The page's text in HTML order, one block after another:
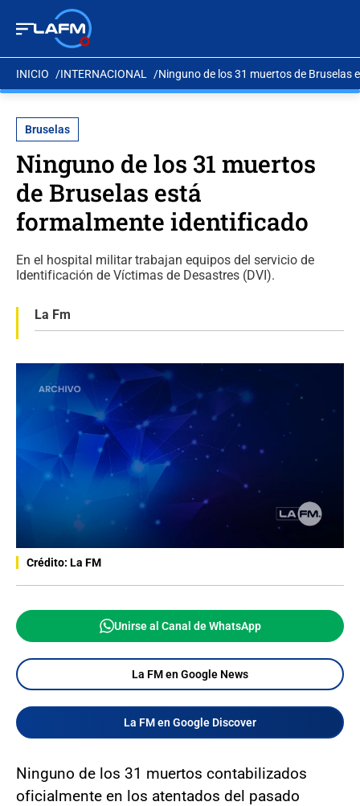
INICIO INTERNACIONAL Ninguno de los 31 muertos de
Bruselas
Ninguno de los 31 muertos
de Bruselas está
formalmente identificado
En el hospital militar trabajan equipos del servicio de
Identificación de Víctimas de Desastres (DVI).
La Fm
Crédito: La FM
Unirse al Canal de WhatsApp
La FM en Google News
La FM en Google Discover
Ninguno de los 31 muertos contabilizados
oficialmente en los atentados del pasado